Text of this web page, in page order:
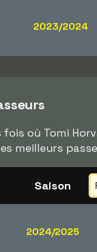
2023/2024
où Tomi
meilleurs
Saison
2024/2025